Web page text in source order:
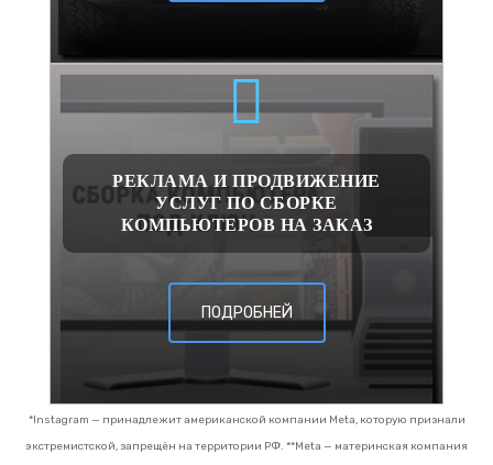
РЕКЛАМА И ПРОДВИЖЕНИЕ
УСЛУГ ПО СБОРКЕ
КОМПЬЮТЕРОВ НА ЗАКАЗ
ПОДРОБНЕЙ
*Instagram — принадлежит американской компании Meta, которую признали
экстремистской, запрещён на территории РФ. **Meta — материнская компания